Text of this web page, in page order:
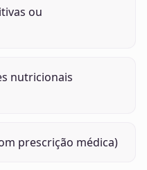
ou
nutricionais
prescrição médica)